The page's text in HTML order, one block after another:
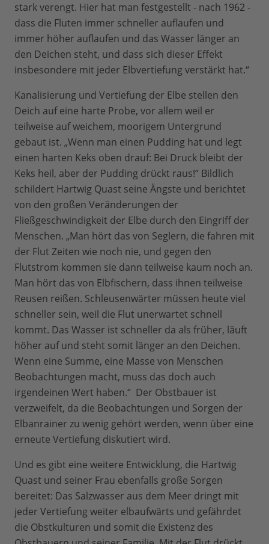
stark verengt. Hier hat man festgestellt - nach 1962 -
dass die Fluten immer schneller auflaufen und
immer höher auflaufen und das Wasser länger an
den Deichen steht, und dass sich dieser Effekt
insbesondere mit jeder Elbvertiefung verstärkt hat.“
Kanalisierung und Vertiefung der Elbe stellen den
Deich auf eine harte Probe, vor allem weil er
teilweise auf weichem, moorigem Untergrund
gebaut ist. „Wenn man einen Pudding hat und legt
einen harten Keks oben drauf: Bei Druck bleibt der
Keks heil, aber der Pudding drückt raus!“ Bildlich
schildert Hartwig Quast seine Ängste und berichtet
von den großen Veränderungen der
Fließgeschwindigkeit der Elbe durch den Eingriff der
Menschen. „Man hört das von Seglern, die fahren mit
der Flut Zeiten wie noch nie, und gegen den
Flutstrom kommen sie dann teilweise kaum noch an.
Man hört das von Elbfischern, dass ihnen teilweise
Reusen reißen. Schleusenwärter müssen heute viel
schneller sein, weil die Flut unerwartet schnell
kommt. Das Wasser ist schneller da als früher, läuft
höher auf und steht somit länger an den Deichen.
Wenn eine Summe, eine Masse von Menschen
Beobachtungen macht, muss das doch auch
irgendeinen Wert haben.“ Der Obstbauer ist
verzweifelt, da die Beobachtungen und Sorgen der
Elbanrainer zu wenig gehört werden, wenn über eine
erneute Vertiefung diskutiert wird.
Und es gibt eine weitere Entwicklung, die Hartwig
Quast und seiner Frau ebenfalls große Sorgen
bereitet: Das Salzwasser aus dem Meer dringt mit
jeder Vertiefung weiter elbaufwärts und gefährdet
die Obstkulturen und somit die Existenz des